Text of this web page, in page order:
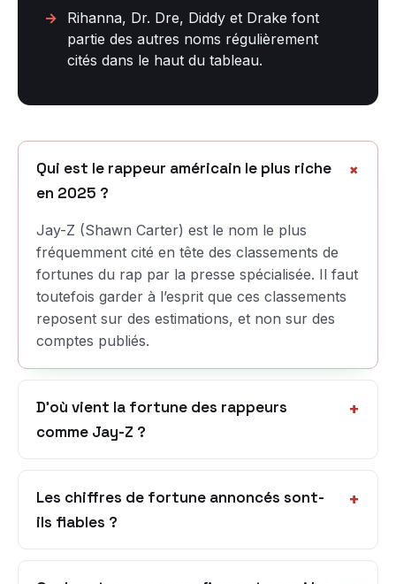
Rihanna, Dr. Dre, Diddy et Drake font
partie des autres noms régulièrement
cités dans le haut du tableau.
Qui est le rappeur américain le plus riche
en 2025 ?
Jay-Z (Shawn Carter) est le nom le plus
fréquemment cité en tête des classements de
fortunes du rap par la presse spécialisée. Il faut
toutefois garder à l’esprit que ces classements
reposent sur des estimations, et non sur des
comptes publiés.
D’où vient la fortune des rappeurs
comme Jay-Z ?
Les chiffres de fortune annoncés sont-
ils fiables ?